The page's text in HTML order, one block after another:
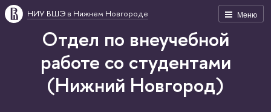
Меню
НИУ ВШЭ в Нижнем Новгороде
Отдел по внеучебной
работе со студентами
(Нижний Новгород)